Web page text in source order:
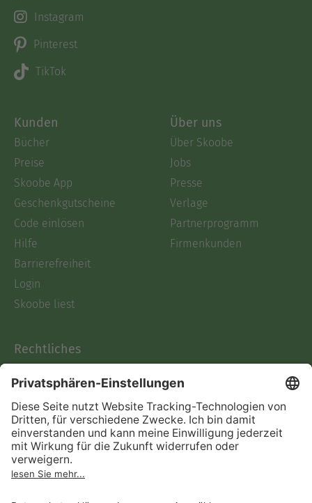
Instagram
Pinterest
TikTok
Kunden
Bücher
Preise
Skoobe App
Geschenkgutscheine
Code einlösen
Hilfe
Barrierefreiheit
Login
Skoobe liest
Über uns
Über Skoobe
Jobs
Presse
Verlage
Partnerprogramm
Firmenkunden
Rechtliches
AGB
Informationen nach Data
Act
Verträge hier kündigen
Impressum